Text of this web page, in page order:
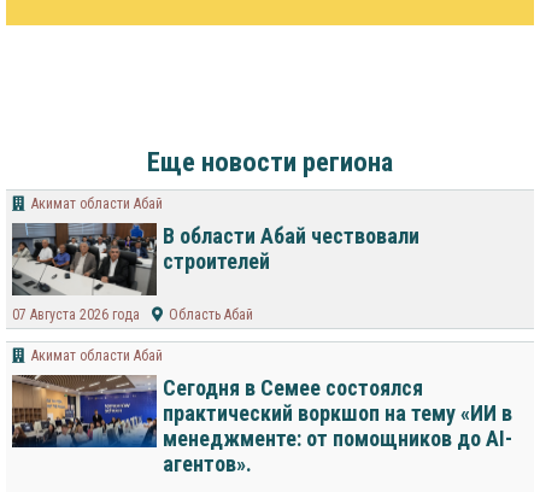
Еще новости региона
Акимат области Абай
В области Абай чествовали
строителей
07 Августа 2026 года Область Абай
Акимат области Абай
Сегодня в Семее состоялся
практический воркшоп на тему «ИИ в
менеджменте: от помощников до AI-
агентов».